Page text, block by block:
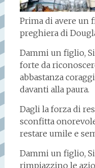
Prima di avere un
preghiera di
Dammi un figlio,
forte da
abbastanza
davanti alla paura.
Dagli la forza di
sconfitta
restare umile e
Dammi un figlio,
rimpiazzino le